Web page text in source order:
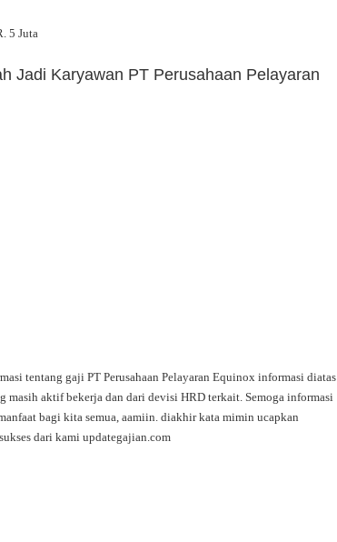
5 Juta
Jadi Karyawan PT Perusahaan Pelayaran
tentang gaji PT Perusahaan Pelayaran Equinox informasi diatas
aktif bekerja dan dari devisi HRD terkait. Semoga informasi
bagi kita semua, aamiin. diakhir kata mimin ucapkan
dari kami updategajian.com